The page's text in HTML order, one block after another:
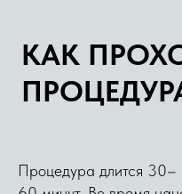
Процедура длится 30–
косметологическая
проводится при: